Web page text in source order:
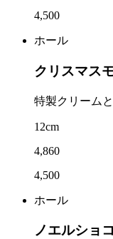
4,500
ホール
クリスマス
特製クリーム
12cm
4,860
4,500
ホール
ノエルショ